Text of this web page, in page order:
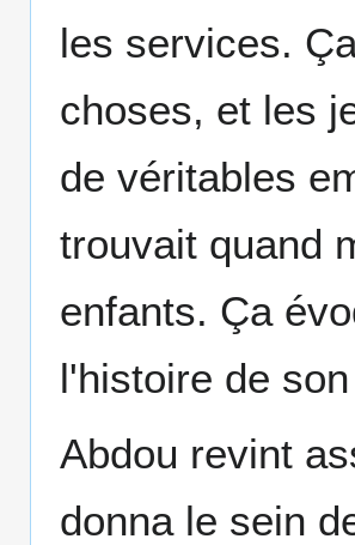
les services.
choses, et les
de véritables
trouvait quand
enfants. Ça
l'histoire de
Abdou revint
donna le sein